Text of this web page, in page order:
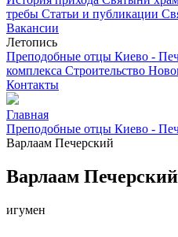
требы Статьи и публикации
Вакансии
Летопись
Преподобные отцы Киево -
комплекса Строительство
Контакты
Главная
Преподобные отцы Киево -
Варлаам Печерский
Варлаам Печерский
игумен